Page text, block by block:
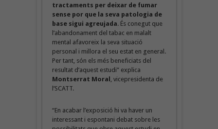
tractaments per deixar de fumar
sense por que la seva patologia de
base sigui agreujada. És conegut que
l’abandonament del tabac en malalt
mental afavoreix la seva situació
personal i millora el seu estat en general.
Per tant, són els més beneficiats del
resultat d’aquest estudi” explica
Montserrat Moral
, vicepresidenta de
l’SCATT.
“En acabar l’exposició hi va haver un
interessant i espontani debat sobre les